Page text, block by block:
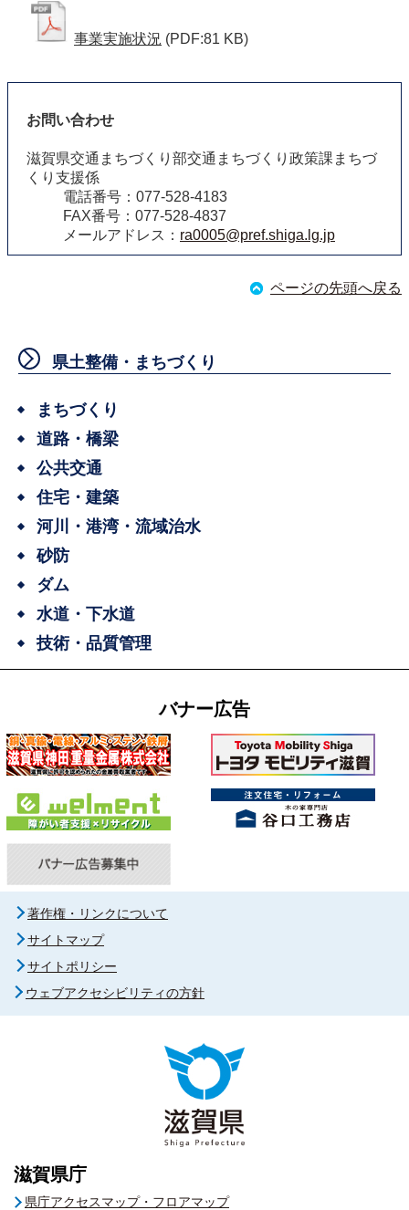
事業実施状況 (PDF:81 KB)
お問い合わせ
滋賀県交通まちづくり部交通まちづくり政策課まちづ
くり支援係
電話番号：077-528-4183
FAX番号：077-528-4837
メールアドレス： ra0005@pref.shiga.lg.jp
ページの先頭へ戻る
県土整備・まちづくり
まちづくり
道路・橋梁
公共交通
住宅・建築
河川・港湾・流域治水
砂防
ダム
水道・下水道
技術・品質管理
バナー広告
著作権・リンクについて
サイトマップ
サイトポリシー
ウェブアクセシビリティの方針
滋賀県庁
県庁アクセスマップ・フロアマップ